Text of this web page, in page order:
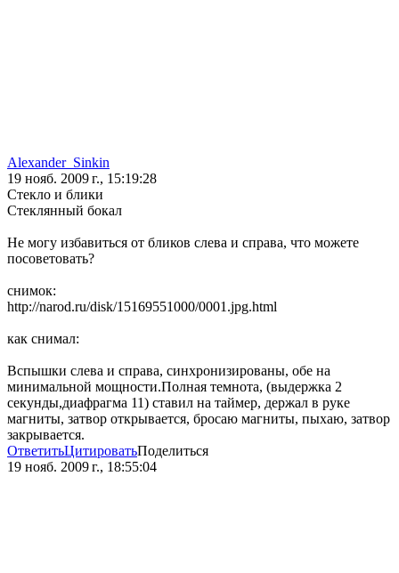
Alexander_Sinkin
19 нояб. 2009 г., 15:19:28
Стекло и блики
Стеклянный бокал
Не могу избавиться от бликов слева и справа, что можете
посоветовать?
снимок:
http://narod.ru/disk/15169551000/0001.jpg.html
как снимал:
Вспышки слева и справа, синхронизированы, обе на
минимальной мощности.Полная темнота, (выдержка 2
секунды,диафрагма 11) ставил на таймер, держал в руке
магниты, затвор открывается, бросаю магниты, пыхаю, затвор
закрывается.
ОтветитьЦитироватьПоделиться
19 нояб. 2009 г., 18:55:04